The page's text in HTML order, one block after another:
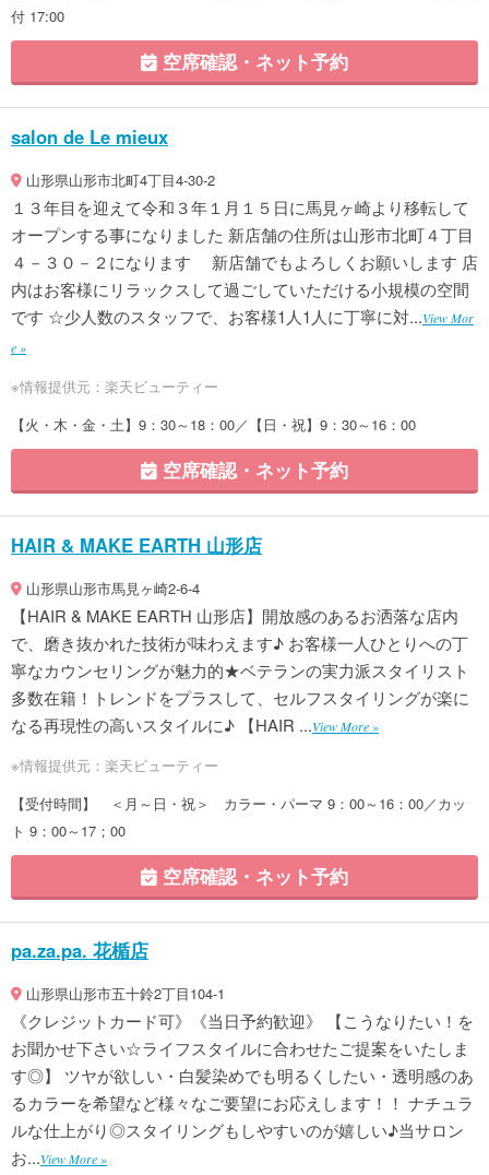
付 17:00
空席確認・ネット予約
salon de Le mieux
山形県山形市北町4丁目4-30-2
１３年目を迎えて令和３年１月１５日に馬見ヶ崎より移転して
オープンする事になりました 新店舗の住所は山形市北町４丁目
４－３０－２になります 新店舗でもよろしくお願いします 店
内はお客様にリラックスして過ごしていただける小規模の空間
です ☆少人数のスタッフで、お客様1人1人に丁寧に対...View Mor
e »
※情報提供元：楽天ビューティー
【火・木・金・土】9：30～18：00／【日・祝】9：30～16：00
空席確認・ネット予約
HAIR & MAKE EARTH 山形店
山形県山形市馬見ヶ崎2-6-4
【HAIR & MAKE EARTH 山形店】開放感のあるお洒落な店内
で、磨き抜かれた技術が味わえます♪ お客様一人ひとりへの丁
寧なカウンセリングが魅力的★ベテランの実力派スタイリスト
多数在籍！トレンドをプラスして、セルフスタイリングが楽に
なる再現性の高いスタイルに♪ 【HAIR ...View More »
※情報提供元：楽天ビューティー
【受付時間】 ＜月～日・祝＞ カラー・パーマ 9：00～16：00／カッ
ト 9：00～17；00
空席確認・ネット予約
pa.za.pa. 花楯店
山形県山形市五十鈴2丁目104-1
《クレジットカード可》《当日予約歓迎》 【こうなりたい！を
お聞かせ下さい☆ライフスタイルに合わせたご提案をいたしま
す◎】 ツヤが欲しい・白髪染めでも明るくしたい・透明感のあ
るカラーを希望など様々なご要望にお応えします！！ ナチュラ
ルな仕上がり◎スタイリングもしやすいのが嬉しい♪当サロン
お...View More »